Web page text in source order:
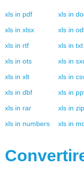
xls in pdf xls in
xls in xlsx xls in
xls in rtf xls in txt
xls in ots xls in
xls in xlt xls in
xls in dbf xls in
xls in rar xls in zip
xls in numbers xls in